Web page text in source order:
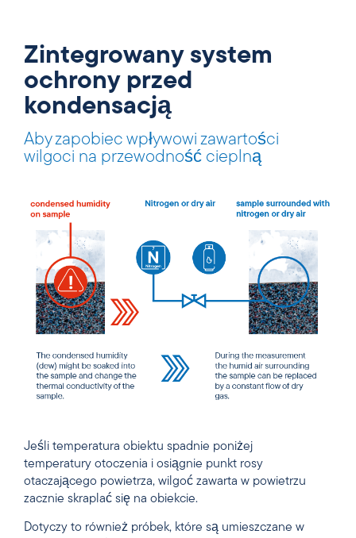
Zintegrowany system
ochrony przed
kondensacją
Aby zapobiec wpływowi zawartości
wilgoci na przewodność cieplną
Jeśli temperatura obiektu spadnie poniżej
temperatury otoczenia i osiągnie punkt rosy
otaczającego powietrza, wilgoć zawarta w powietrzu
zacznie skraplać się na obiekcie.
Dotyczy to również próbek, które są umieszczane w